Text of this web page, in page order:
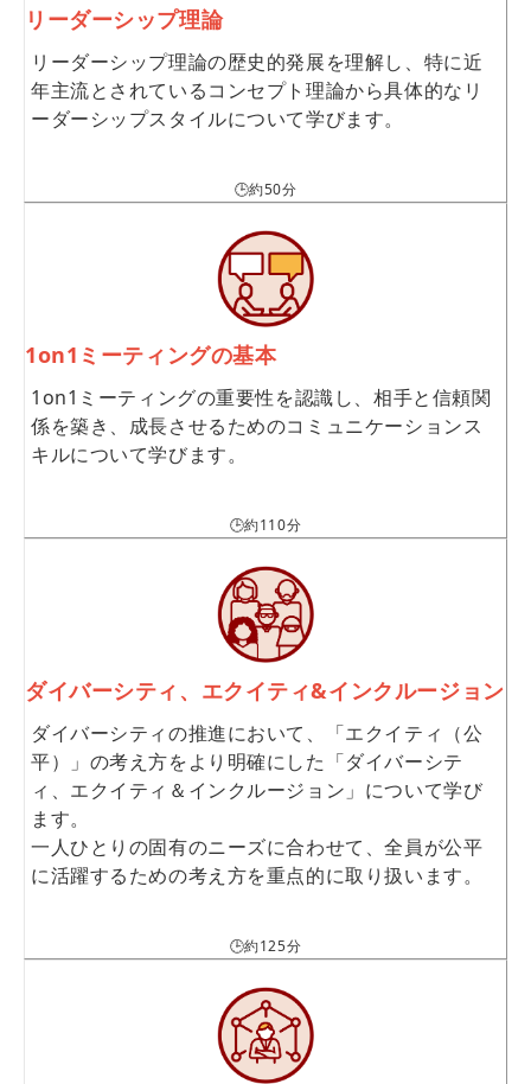
リーダーシップ理論
リーダーシップ理論の歴史的発展を理解し、特に近
年主流とされているコンセプト理論から具体的なリ
ーダーシップスタイルについて学びます。
🕒約50分
1on1ミーティングの基本
1on1ミーティングの重要性を認識し、相手と信頼関
係を築き、成長させるためのコミュニケーションス
キルについて学びます。
🕒約110分
ダイバーシティ、エクイティ&インクルージョン
ダイバーシティの推進において、「エクイティ（公
平）」の考え方をより明確にした「ダイバーシテ
ィ、エクイティ＆インクルージョン」について学び
ます。
一人ひとりの固有のニーズに合わせて、全員が公平
に活躍するための考え方を重点的に取り扱います。
🕒約125分